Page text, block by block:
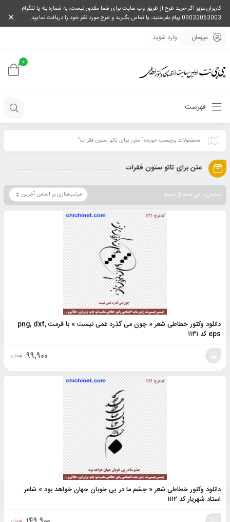
کاربران عزیز اگر خرید طرح از طریق وب سایت برای شما مقدور نیست، به شماره بله یا تلگرام
09033063003 پیام بفرستید، یا تماس بگیرید و طرح مورد نظر خود را دریافت نمایید.
میهمان وارد شوید
0
فهرست
محصولات برچسب خورده “متن برای تاتو ستون فقرات”
متن برای تاتو ستون فقرات
نمایش دادن همه 3 نتیجه
دانلود وکتور خطاطی شعر « چون می گذرد غمی نیست » با فرمت png, dxf,
eps کد ۱۱۳۱
99,900 تومان
دانلود وکتور خطاطی شعر « چشم ما در پی خوبان جهان خواهد بود » شاعر
استاد شهریار کد ۱۱۱۲